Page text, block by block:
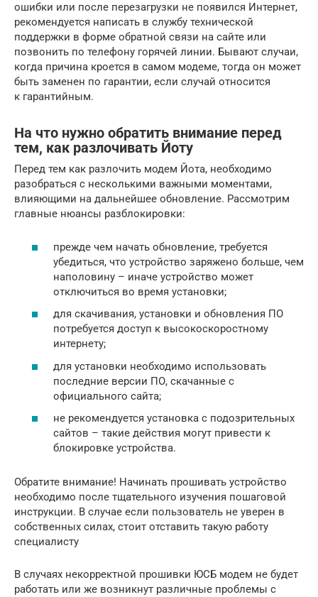
ошибки или после перезагрузки не появился Интернет,
рекомендуется написать в службу технической
поддержки в форме обратной связи на сайте или
позвонить по телефону горячей линии. Бывают случаи,
когда причина кроется в самом модеме, тогда он может
быть заменен по гарантии, если случай относится
к гарантийным.
На что нужно обратить внимание перед
тем, как разлочивать Йоту
Перед тем как разлочить модем Йота, необходимо
разобраться с несколькими важными моментами,
влияющими на дальнейшее обновление. Рассмотрим
главные нюансы разблокировки:
прежде чем начать обновление, требуется
убедиться, что устройство заряжено больше, чем
наполовину – иначе устройство может
отключиться во время установки;
для скачивания, установки и обновления ПО
потребуется доступ к высокоскоростному
интернету;
для установки необходимо использовать
последние версии ПО, скачанные с
официального сайта;
не рекомендуется установка с подозрительных
сайтов – такие действия могут привести к
блокировке устройства.
Обратите внимание! Начинать прошивать устройство
необходимо после тщательного изучения пошаговой
инструкции. В случае если пользователь не уверен в
собственных силах, стоит отставить такую работу
специалисту
В случаях некорректной прошивки ЮСБ модем не будет
работать или же возникнут различные проблемы с